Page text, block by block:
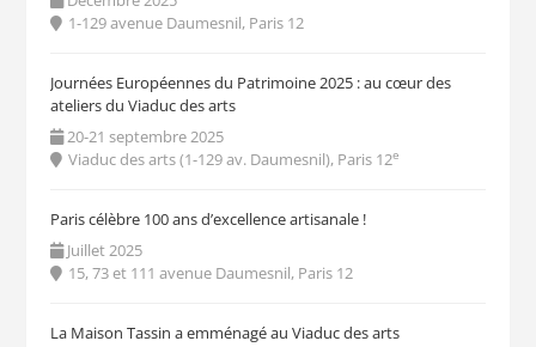
1-129 avenue Daumesnil, Paris 12
Journées Européennes du Patrimoine 2025 : au cœur des
ateliers du Viaduc des arts
20-21 septembre 2025
Viaduc des arts (1-129 av. Daumesnil), Paris 12e
Paris célèbre 100 ans d’excellence artisanale !
Juillet 2025
15, 73 et 111 avenue Daumesnil, Paris 12
La Maison Tassin a emménagé au Viaduc des arts